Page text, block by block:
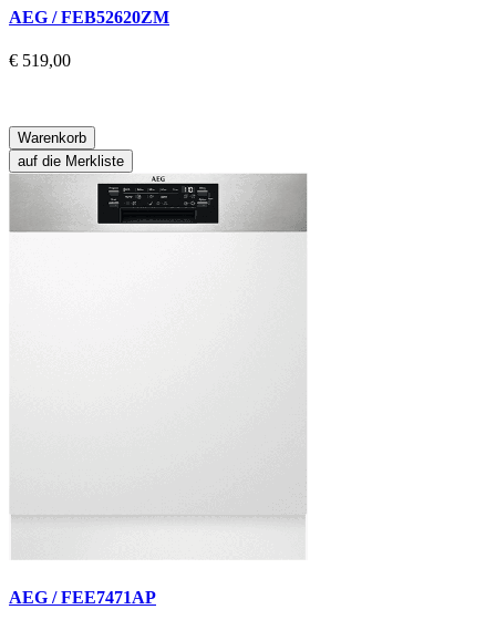
AEG / FEB52620ZM
€ 519,00
Warenkorb
auf die Merkliste
AEG / FEE7471AP